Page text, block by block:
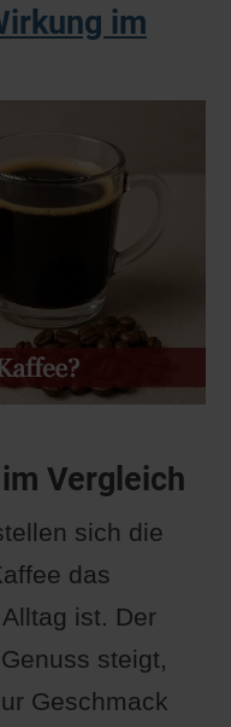
im
Vergleich
sich die
das
ist. Der
steigt,
Geschmack